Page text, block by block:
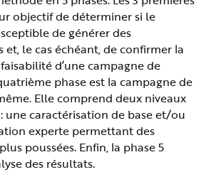
objectif de déterminer si le
de générer des
le cas échéant, de confirmer la
d’une campagne de
phase est la campagne de
Elle comprend deux niveaux
une caractérisation de base et/ou
experte permettant des
poussées. Enfin, la phase 5
des résultats.